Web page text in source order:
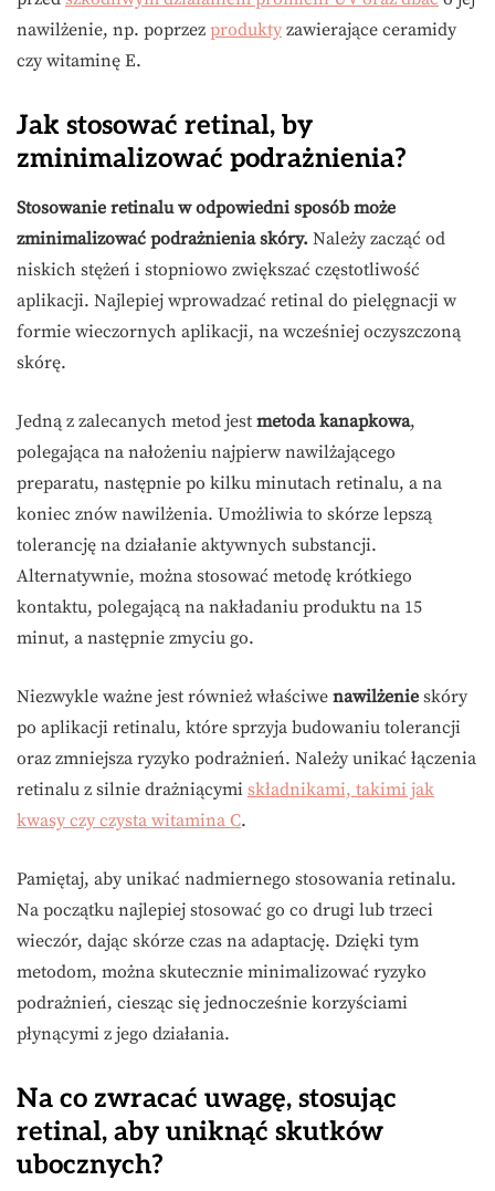
nawilżenie, np. poprzez produkty zawierające ceramidy
czy witaminę E.
Jak stosować retinal, by
zminimalizować podrażnienia?
Stosowanie retinalu w odpowiedni sposób może
zminimalizować podrażnienia skóry. Należy zacząć od
niskich stężeń i stopniowo zwiększać częstotliwość
aplikacji. Najlepiej wprowadzać retinal do pielęgnacji w
formie wieczornych aplikacji, na wcześniej oczyszczoną
skórę.
Jedną z zalecanych metod jest metoda kanapkowa,
polegająca na nałożeniu najpierw nawilżającego
preparatu, następnie po kilku minutach retinalu, a na
koniec znów nawilżenia. Umożliwia to skórze lepszą
tolerancję na działanie aktywnych substancji.
Alternatywnie, można stosować metodę krótkiego
kontaktu, polegającą na nakładaniu produktu na 15
minut, a następnie zmyciu go.
Niezwykle ważne jest również właściwe nawilżenie skóry
po aplikacji retinalu, które sprzyja budowaniu tolerancji
oraz zmniejsza ryzyko podrażnień. Należy unikać łączenia
retinalu z silnie drażniącymi składnikami, takimi jak
kwasy czy czysta witamina C.
Pamiętaj, aby unikać nadmiernego stosowania retinalu.
Na początku najlepiej stosować go co drugi lub trzeci
wieczór, dając skórze czas na adaptację. Dzięki tym
metodom, można skutecznie minimalizować ryzyko
podrażnień, ciesząc się jednocześnie korzyściami
płynącymi z jego działania.
Na co zwracać uwagę, stosując
retinal, aby uniknąć skutków
ubocznych?